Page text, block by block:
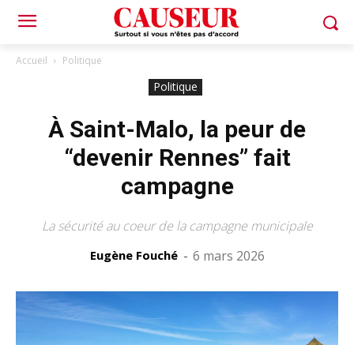
Accueil Politique
Politique
À Saint-Malo, la peur de
“devenir Rennes” fait
campagne
La sécurité au coeur de la campagne municipale
Eugène Fouché - 6 mars 2026